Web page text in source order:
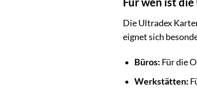
Die Ultradex
eignet sich
Büros: Für die
Werkstätten: